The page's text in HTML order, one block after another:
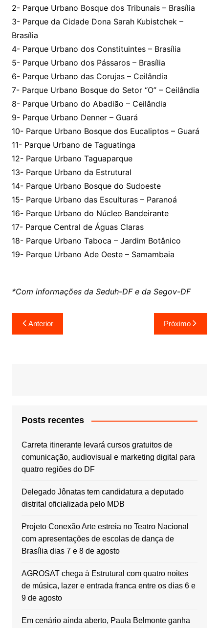
2- Parque Urbano Bosque dos Tribunais – Brasília
3- Parque da Cidade Dona Sarah Kubistchek –
Brasília
4- Parque Urbano dos Constituintes – Brasília
5- Parque Urbano dos Pássaros – Brasília
6- Parque Urbano das Corujas – Ceilândia
7- Parque Urbano Bosque do Setor “O” – Ceilândia
8- Parque Urbano do Abadião – Ceilândia
9- Parque Urbano Denner – Guará
10- Parque Urbano Bosque dos Eucaliptos – Guará
11- Parque Urbano de Taguatinga
12- Parque Urbano Taguaparque
13- Parque Urbano da Estrutural
14- Parque Urbano Bosque do Sudoeste
15- Parque Urbano das Esculturas – Paranoá
16- Parque Urbano do Núcleo Bandeirante
17- Parque Central de Águas Claras
18- Parque Urbano Taboca – Jardim Botânico
19- Parque Urbano Ade Oeste – Samambaia
*Com informações da Seduh-DF e da Segov-DF
Navegação
de
Anterior Próximo
Posts recentes
Carreta itinerante levará cursos gratuitos de
comunicação, audiovisual e marketing digital para
quatro regiões do DF
Delegado Jônatas tem candidatura a deputado
distrital oficializada pelo MDB
Projeto Conexão Arte estreia no Teatro Nacional
com apresentações de escolas de dança de
Brasília dias 7 e 8 de agosto
AGROSAT chega à Estrutural com quatro noites
de música, lazer e entrada franca entre os dias 6 e
9 de agosto
Em cenário ainda aberto, Paula Belmonte ganha